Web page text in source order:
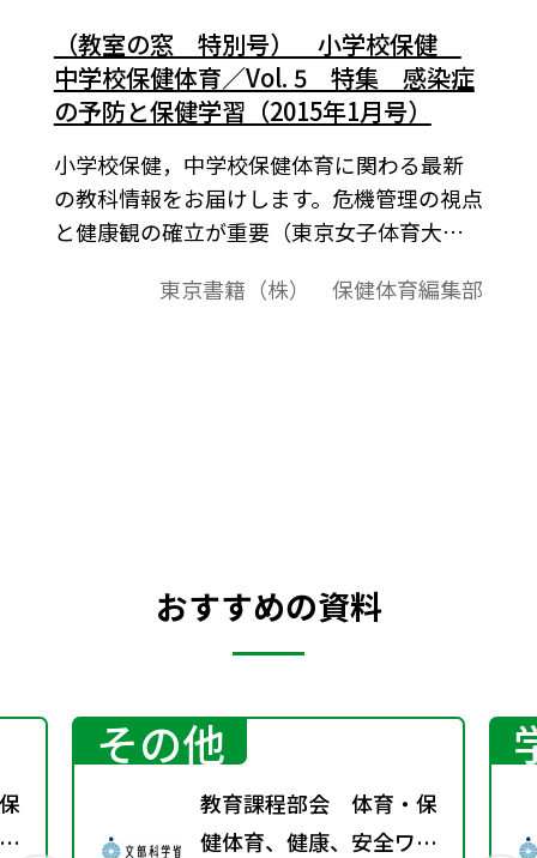
（教室の窓 特別号） 小学校保健
中学校保健体育／Vol. 5 特集 感染症
の予防と保健学習（2015年1月号）
小学校保健，中学校保健体育に関わる最新
の教科情報をお届けします。危機管理の視点
と健康観の確立が重要（東京女子体育大
保健学習における感染症の予防に関する内
東京書籍（株） 保健体育編集部
おすすめの資料
その他
教育課程部会 体育・保
健体育、健康、安全ワー